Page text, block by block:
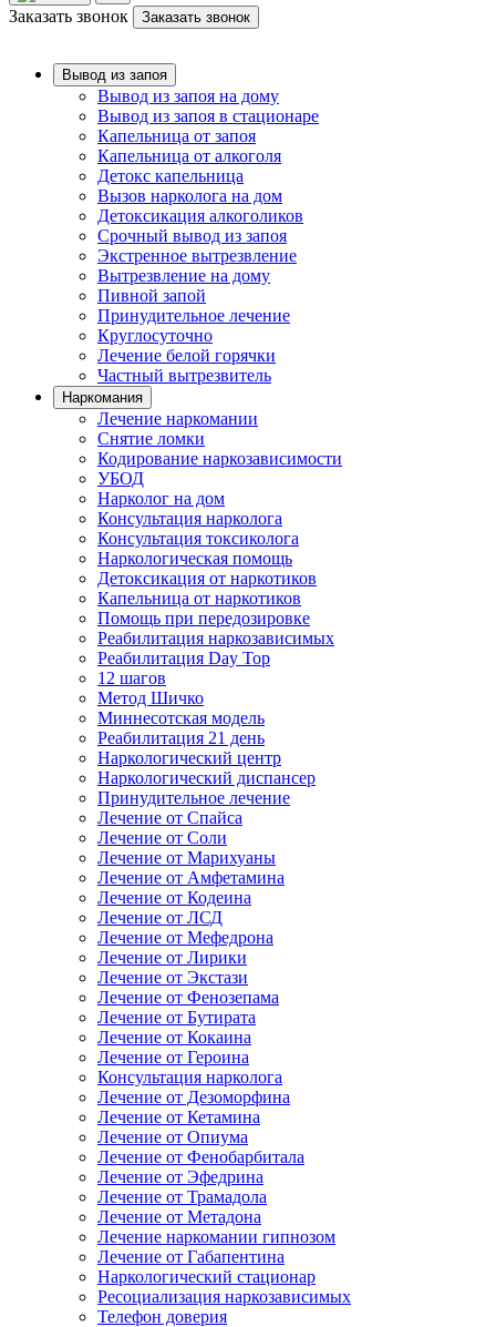
Заказать звонок Заказать звонок
Вывод из запоя
Вывод из запоя на дому
Вывод из запоя в стационаре
Капельница от запоя
Капельница от алкоголя
Детокс капельница
Вызов нарколога на дом
Детоксикация алкоголиков
Срочный вывод из запоя
Экстренное вытрезвление
Вытрезвление на дому
Пивной запой
Принудительное лечение
Круглосуточно
Лечение белой горячки
Частный вытрезвитель
Наркомания
Лечение наркомании
Снятие ломки
Кодирование наркозависимости
УБОД
Нарколог на дом
Консультация нарколога
Консультация токсиколога
Наркологическая помощь
Детоксикация от наркотиков
Капельница от наркотиков
Помощь при передозировке
Реабилитация наркозависимых
Реабилитация Day Top
12 шагов
Метод Шичко
Миннесотская модель
Реабилитация 21 день
Наркологический центр
Наркологический диспансер
Принудительное лечение
Лечение от Спайса
Лечение от Соли
Лечение от Марихуаны
Лечение от Амфетамина
Лечение от Кодеина
Лечение от ЛСД
Лечение от Мефедрона
Лечение от Лирики
Лечение от Экстази
Лечение от Фенозепама
Лечение от Бутирата
Лечение от Кокаина
Лечение от Героина
Консультация нарколога
Лечение от Дезоморфина
Лечение от Кетамина
Лечение от Опиума
Лечение от Фенобарбитала
Лечение от Эфедрина
Лечение от Трамадола
Лечение от Метадона
Лечение наркомании гипнозом
Лечение от Габапентина
Наркологический стационар
Ресоциализация наркозависимых
Телефон доверия